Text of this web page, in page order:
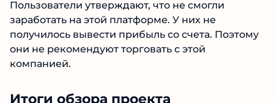
заработать на этой платформе. У них не
получилось вывести прибыль со счета.
Поэтому они не рекомендуют торговать с этой
компанией.
№1 В РЕЙТИНГЕ
Samorph 4.9
Рекомендован